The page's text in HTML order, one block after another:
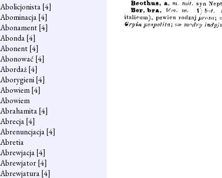
Abolicjonista[4]
Abominacja[4]
Abonament[4]
Abonda[4]
Abonent[4]
Abonować [4]
Abordaż[4]
Aborygieni[4]
Abowiem[4]
Abowiem
Abrahamita[4]
Abrecja[4]
Abrenuncjacja[4]
Abretia
Abrewjacja[4]
Abrewjator[4]
Abrewjatura[4]